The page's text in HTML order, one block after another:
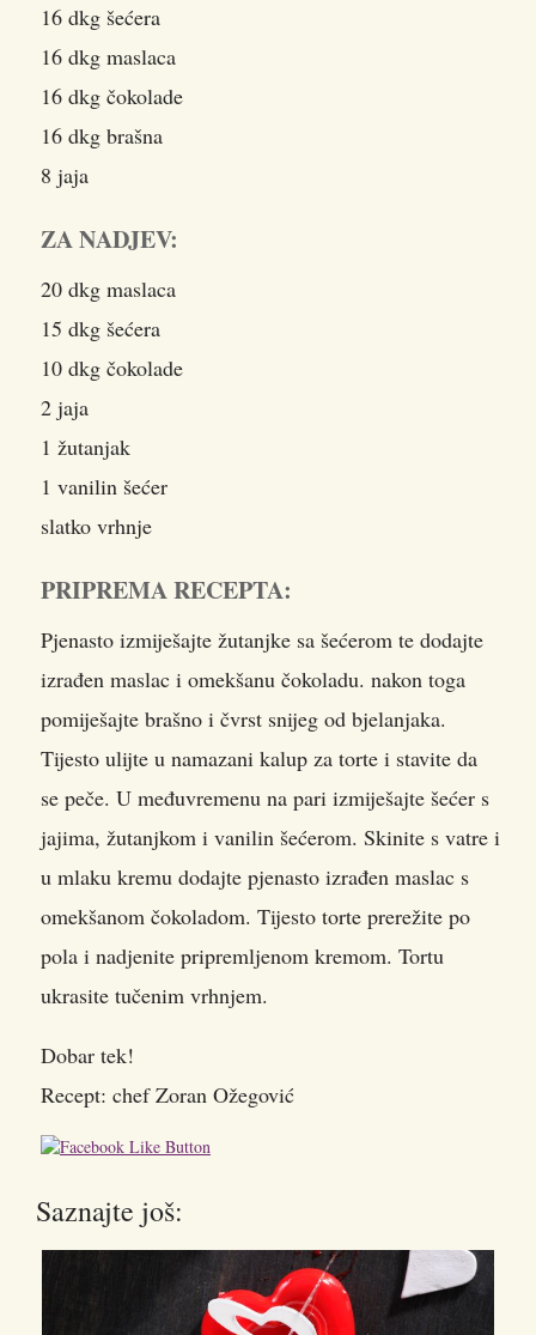
16 dkg šećera
16 dkg maslaca
16 dkg čokolade
16 dkg brašna
8 jaja
ZA NADJEV:
20 dkg maslaca
15 dkg šećera
10 dkg čokolade
2 jaja
1 žutanjak
1 vanilin šećer
slatko vrhnje
PRIPREMA RECEPTA:
Pjenasto izmiješajte žutanjke sa šećerom te dodajte
izrađen maslac i omekšanu čokoladu. nakon toga
pomiješajte brašno i čvrst snijeg od bjelanjaka.
Tijesto ulijte u namazani kalup za torte i stavite da
se peče. U međuvremenu na pari izmiješajte šećer s
jajima, žutanjkom i vanilin šećerom. Skinite s vatre i
u mlaku kremu dodajte pjenasto izrađen maslac s
omekšanom čokoladom. Tijesto torte prerežite po
pola i nadjenite pripremljenom kremom. Tortu
ukrasite tučenim vrhnjem.
Dobar tek!
Recept: chef Zoran Ožegović
Saznajte još: